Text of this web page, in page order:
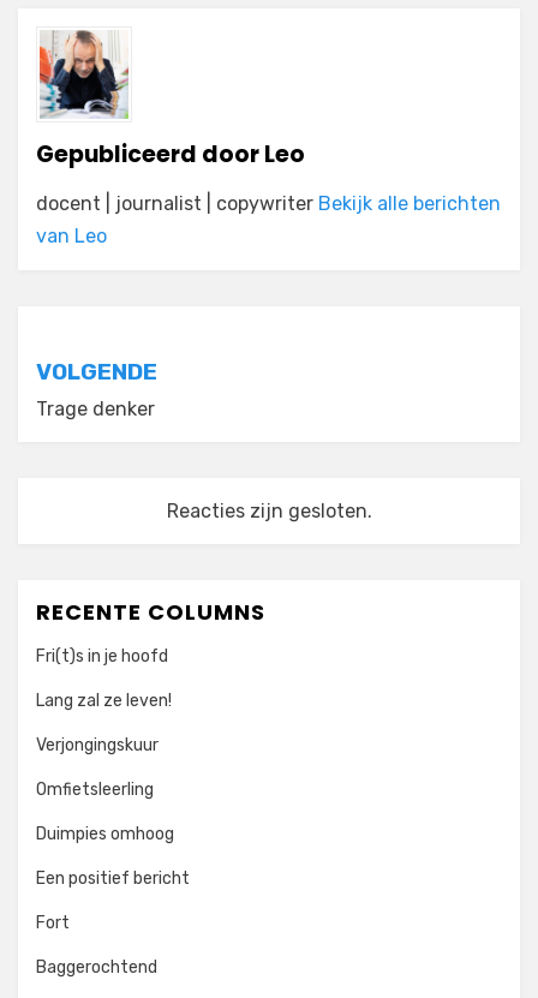
Gepubliceerd doorLeo
docent | journalist | copywriter Bekijk alle berichten
van Leo
navigatie
VOLGENDE
Trage denker
Reacties zijn gesloten.
RECENTE COLUMNS
Fri(t)s in je hoofd
Lang zal ze leven!
Verjongingskuur
Omfietsleerling
Duimpies omhoog
Een positief bericht
Fort
Baggerochtend